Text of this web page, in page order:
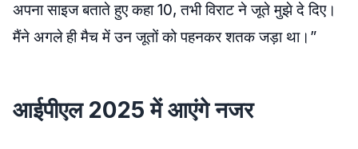
अपना साइज बताते हुए कहा 10, तभी विराट ने जूते मुझे दे दिए।
मैंने अगले ही मैच में उन जूतों को पहनकर शतक जड़ा था।”
आईपीएल 2025 में आएंगे नजर